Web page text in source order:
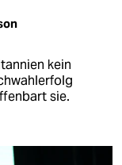
kein
sie.